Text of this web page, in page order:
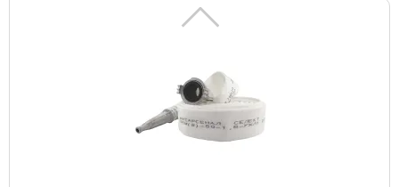
Рукав пожарный "Селект" РПМ(В)-50-1,6-УХЛ1 с ГР-50 А/
3 230 ₽